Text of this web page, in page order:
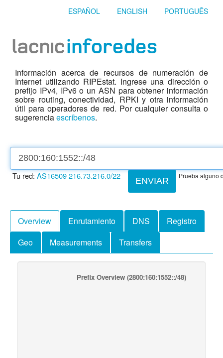
ESPAÑOL ENGLISH PORTUGUÊS
Información acerca de recursos de numeración de
Internet utilizando RIPEstat. Ingrese una dirección o
prefijo IPv4, IPv6 o un ASN para obtener información
sobre routing, conectividad, RPKI y otra información
útil para operadores de red. Por cualquier consulta o
sugerenciaescríbenos.
ENVIAR
Tu red: AS16509216.73.216.0/22 Prueba alguno
Overview Enrutamiento DNS
Registro
Geo
Measurements Transfers
Prefix Overview(2800:160:1552::/48)